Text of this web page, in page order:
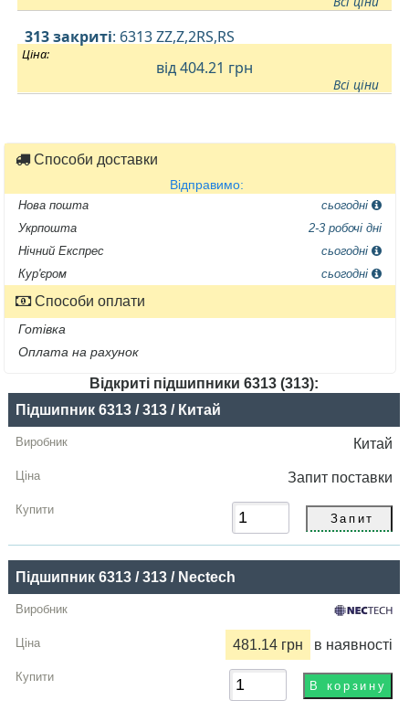
313 закриті: 6313 ZZ,Z,2RS,RS
Ціна:
від 404.21 грн
Всі ціни
Способи доставки
Відправимо:
Нова пошта
сьогодні
Укрпошта
2-3 робочі дні
Нічний Експрес
сьогодні
Кур'єром
сьогодні
Способи оплати
Готівка
Оплата на рахунок
Відкриті підшипники 6313 (313):
Назва
Виробник
Радіальний
грн
Купити
Підшипник 6313 / 313 / Китай
Китай
Запит поставки
Підшипник 6313 / 313 / Nectech
481.14 грн в наявності